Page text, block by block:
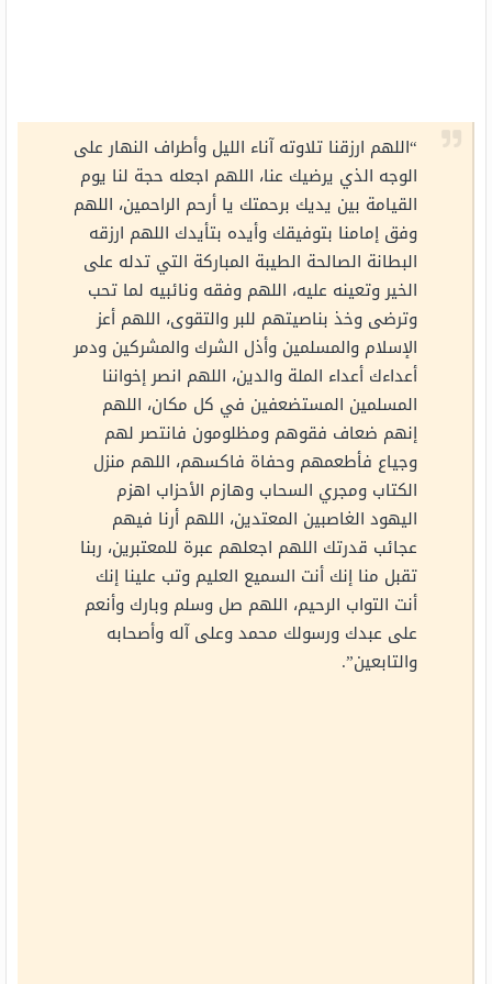
“اللهم ارزقنا تلاوته آناء الليل وأطراف النهار على
الوجه الذي يرضيك عنا، اللهم اجعله حجة لنا يوم
القيامة بين يديك برحمتك يا أرحم الراحمين، اللهم
وفق إمامنا بتوفيقك وأيده بتأيدك اللهم ارزقه
البطانة الصالحة الطيبة المباركة التي تدله على
الخير وتعينه عليه، اللهم وفقه ونائبيه لما تحب
وترضى وخذ بناصيتهم للبر والتقوى، اللهم أعز
الإسلام والمسلمين وأذل الشرك والمشركين ودمر
أعداءك أعداء الملة والدين، اللهم انصر إخواننا
المسلمين المستضعفين في كل مكان، اللهم
إنهم ضعاف فقوهم ومظلومون فانتصر لهم
وجياع فأطعمهم وحفاة فاكسهم، اللهم منزل
الكتاب ومجري السحاب وهازم الأحزاب اهزم
اليهود الغاصبين المعتدين، اللهم أرنا فيهم
عجائب قدرتك اللهم اجعلهم عبرة للمعتبرين، ربنا
تقبل منا إنك أنت السميع العليم وتب علينا إنك
أنت التواب الرحيم، اللهم صل وسلم وبارك وأنعم
على عبدك ورسولك محمد وعلى آله وأصحابه
والتابعين”.